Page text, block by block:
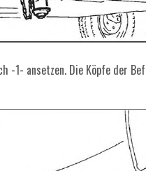
-1- ansetzen. Die Köpfe der